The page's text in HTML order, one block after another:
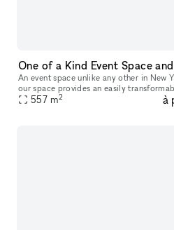
An event space unlike any other in New York City.
our space provides an easily
for any event. Our space has 3
557 m2 à